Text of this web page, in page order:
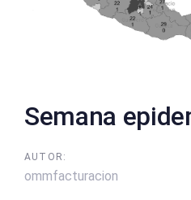
Semana
AUTOR:
ommfacturacion